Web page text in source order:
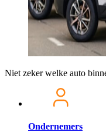
Niet zeker welke auto
Ondernemers